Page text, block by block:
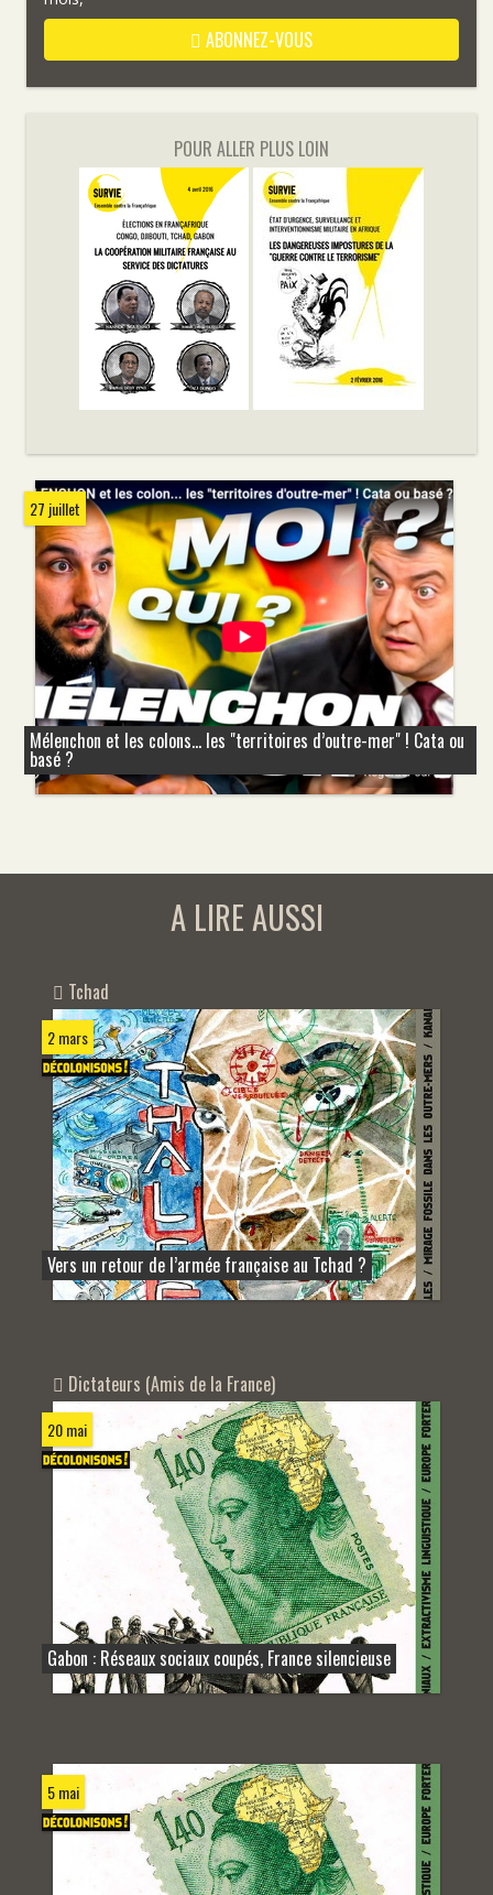
ABONNEZ-VOUS
POUR ALLER PLUS LOIN
27 juillet
Mélenchon et les colons... les "territoires d’outre-mer" ! Cata ou
basé ?
A LIRE AUSSI
Tchad
2 mars
Vers un retour de l’armée française au Tchad ?
Dictateurs (Amis de la France)
20 mai
Gabon : Réseaux sociaux coupés, France silencieuse
5 mai